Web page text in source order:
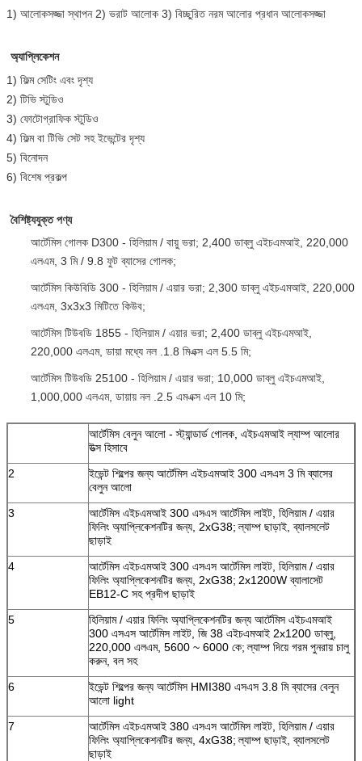
একটি বার্তা রেখে যান
আমরা শীঘ্রই আপনাকে আবার কল করব!
1) আলোকসজ্জা স্থাপন 2) ভরাট আলোক 3) বিচ্ছুরিত নরম আলোর প্রধান আলোকসজ্জা
অ্যাপ্লিকেশন
1) ফিল্ম সেটিং এবং দৃশ্য
2) টিভি স্টুডিও
3) ফোটোগ্রাফিক স্টুডিও
4) ফিল্ম বা টিভি সেট সহ ইভেন্টের দৃশ্য
5) বিনোদন
6) বিশেষ প্রকল্প
বৈশিষ্ট্যযুক্ত পণ্য
আর্টেমিস গোলক D300 - হিলিয়াম / বায়ু ভরা; 2,400 ডাব্লু এইচএমআই, 220,000
এলএম, 3 মি / 9.8 ফুট ব্যাসের গোলক;
আর্টেমিস কিউবিডি 300 - হিলিয়াম / এয়ার ভরা; 2,300 ডাব্লু এইচএমআই, 220,000
এলএম, 3x3x3 মিটিতে কিউব;
আর্টেমিস টিউবডি 1855 - হিলিয়াম / এয়ার ভরা; 2,400 ডাব্লু এইচএমআই,
220,000 এলএম, ডায়া মধ্যে নল .1.8 মিএক্স এল 5.5 মি;
আর্টেমিস টিউবডি 25100 - হিলিয়াম / এয়ার ভরা; 10,000 ডাব্লু এইচএমআই,
1,000,000 এলএম, ডায়ায় নল .2.5 এমএক্স এল 10 মি;
আর্টেমিস বেলুন আলো - স্ট্যান্ডার্ড গোলক, এইচএমআই ল্যাম্প আলোর
উত্স হিসাবে
2
ইভেন্ট শিল্পের জন্য আর্টেমিস এইচএমআই 300 এসএস 3 মি ব্যাসের
বেলুন আলো
3
আর্টেমিস এইচএমআই 300 এসএস আর্টেমিস লাইট, হিলিয়াম / এয়ার
ফিলিং অ্যাপ্লিকেশনটির জন্য, 2xG38; ল্যাম্প ছাড়াই, ব্যালসলেট
ছাড়াই
4
আর্টেমিস এইচএমআই 300 এসএস আর্টেমিস লাইট, হিলিয়াম / এয়ার
ফিলিং অ্যাপ্লিকেশনটির জন্য, 2xG38; 2x1200W ব্যালাসেট
EB12-C সহ প্রদীপ ছাড়াই
5
হিলিয়াম / এয়ার ফিলিং অ্যাপ্লিকেশনটির জন্য আর্টেমিস এইচএমআই
300 এসএস আর্টেমিস লাইট, জি 38 এইচএমআই 2x1200 ডাব্লু,
220,000 এলএম, 5600 ~ 6000 কে; ল্যাম্প দিয়ে গরম পুনরায় চালু
করুন, বল সহ
6
ইভেন্ট শিল্পের জন্য আর্টেমিস HMI380 এসএস 3.8 মি ব্যাসের বেলুন
আলো light
7
আর্টেমিস এইচএমআই 380 এসএস আর্টেমিস লাইট, হিলিয়াম / এয়ার
ফিলিং অ্যাপ্লিকেশনটির জন্য, 4xG38; ল্যাম্প ছাড়াই, ব্যালসলেট
ছাড়াই